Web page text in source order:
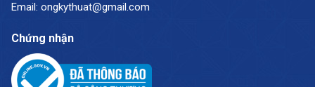
Email: ongkythuat@gmail.com
Chứng nhận